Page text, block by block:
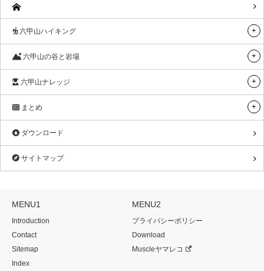
六甲山ハイキング
六甲山の谷と岩場
六甲山ナレッジ
まとめ
ダウンロード
サイトマップ
MENU1
Introduction
Contact
Sitemap
Index
MENU2
プライバシーポリシー
Download
Muscleヤマレコ